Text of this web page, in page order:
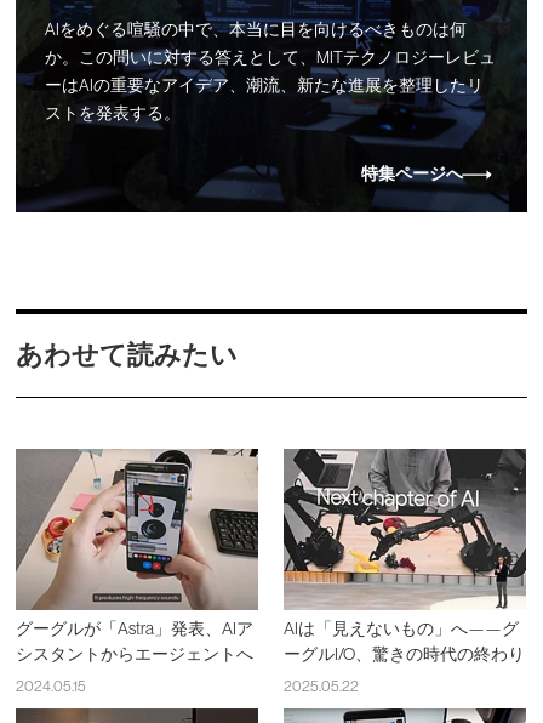
AIをめぐる喧騒の中で、本当に目を向けるべきものは何
か。この問いに対する答えとして、MITテクノロジーレビュ
ーはAIの重要なアイデア、潮流、新たな進展を整理したリ
ストを発表する。
特集ページへ
あわせて読みたい
グーグルが「Astra」発表、AIア
シスタントからエージェントへ
2024.05.15
AIは「見えないもの」へ——グ
ーグルI/O、驚きの時代の終わり
2025.05.22